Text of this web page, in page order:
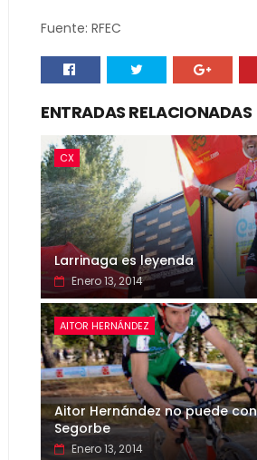
Fuente: RFEC
ENTRADAS RELACIONADAS
CX
Larrinaga es leyenda
Enero 13, 2014
AITOR HERNÁNDEZ
Aitor Hernández no puede
Segorbe
Enero 13, 2014